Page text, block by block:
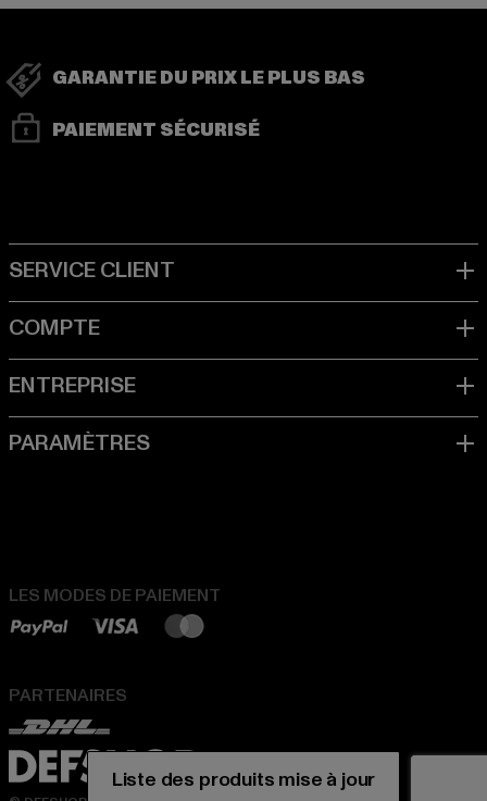
GARANTIE DU PRIX LE PLUS BAS
PAIEMENT SÉCURISÉ
LES MODES DE PAIEMENT
PARTENAIRES
Liste des produits mise à jour